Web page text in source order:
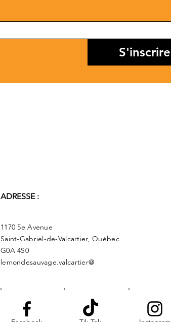
S'inscrire
ADRESSE :
1170 5e Avenue
Saint-Gabriel-de-Valcartier, Québec
G0A 4S0
lemondesauvage.valcartier@